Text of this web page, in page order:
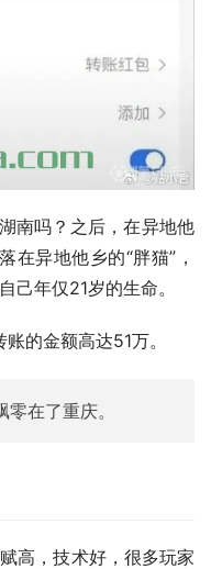
南吗？之后，在异地他
在异地他乡的“胖猫”，
己年仅21岁的生命。
的金额高达51万。
在了重庆。
高，技术好，很多玩家